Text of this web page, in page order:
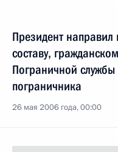
Президент
составу,
Пограничной
пограничника
26 мая 2006 года, 00:00